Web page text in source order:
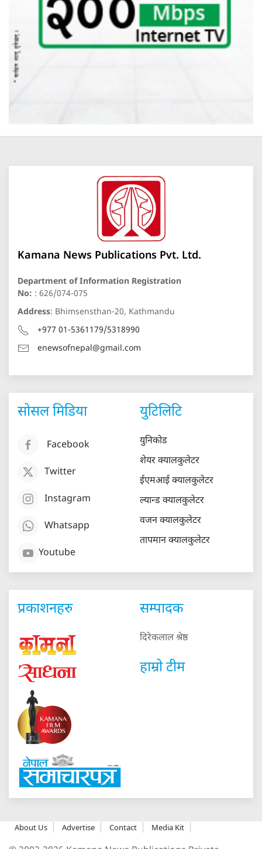
Kamana News Publications Pvt. Ltd.
Department of Information Registration
No: : 626/074-075
Address: Bhimsensthan-20, Kathmandu
+977 01-5361179/5318990
enewsofnepal@gmail.com
सोसल मिडिया
Facebook
Twitter
Instagram
Whatsapp
Youtube
युटिलिटि
युनिकोड
शेयर क्यालकुलेटर
ईएमआई क्यालकुलेटर
ल्यान्ड क्यालकुलेटर
वजन क्यालकुलेटर
तापमान क्यालकुलेटर
प्रकाशनहरु सम्पादक
दिरेकलाल श्रेष्ठ
हाम्रो टीम
About Us Advertise Contact Media Kit